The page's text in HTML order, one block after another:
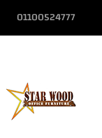
01100524777